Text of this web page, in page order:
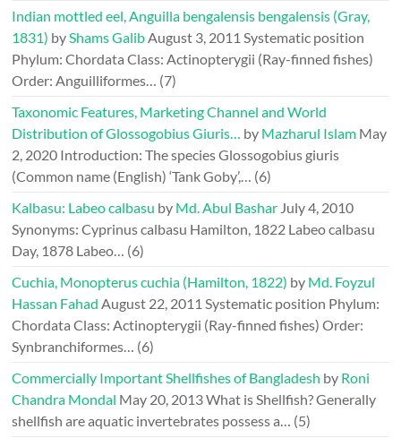
Indian mottled eel, Anguilla bengalensis bengalensis (Gray,
1831) byShams GalibAugust 3, 2011 Systematic position
Phylum: Chordata Class: Actinopterygii (Ray-finned fishes)
Order: Anguilliformes… (7)
Taxonomic Features, Marketing Channel and World
Distribution of Glossogobius Giuris… by Mazharul Islam May
2, 2020 Introduction: The species Glossogobius giuris
(Common name (English) ‘Tank Goby’,… (6)
Kalbasu: Labeo calbasu by Md. Abul Bashar July 4, 2010
Synonyms: Cyprinus calbasu Hamilton, 1822 Labeo calbasu
Day, 1878 Labeo… (6)
Cuchia, Monopterus cuchia (Hamilton, 1822) by Md. Foyzul
Hassan Fahad August 22, 2011 Systematic position Phylum:
Chordata Class: Actinopterygii (Ray-finned fishes) Order:
Synbranchiformes… (6)
Commercially Important Shellfishes of Bangladesh by Roni
Chandra Mondal May 20, 2013What is Shellfish? Generally
shellfish are aquatic invertebrates possess a… (5)